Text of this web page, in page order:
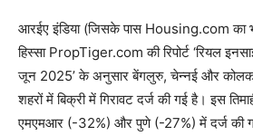
आरईए इंडिया (जिसके पास Housing.com का
हिस्सा PropTiger.com की रिपोर्ट ‘रियल
जून 2025’ के अनुसार बेंगलुरु, चेन्नई और
शहरों में बिक्री में गिरावट दर्ज की गई है। इस
एमएमआर (-32%) और पुणे (-27%) में दर्ज की